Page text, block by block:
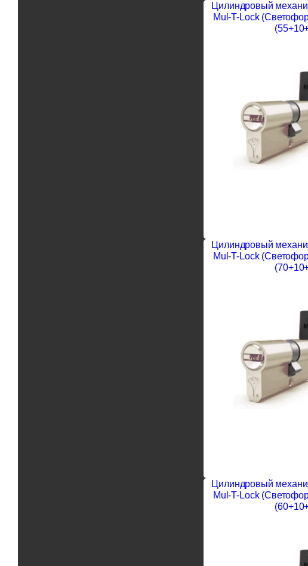
Цилиндровый
Mul-T-Lock
Цилиндровый
Mul-T-Lock
Цилиндровый
Mul-T-Lock